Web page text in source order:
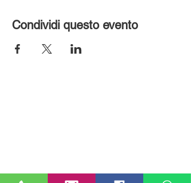
Condividi questo evento